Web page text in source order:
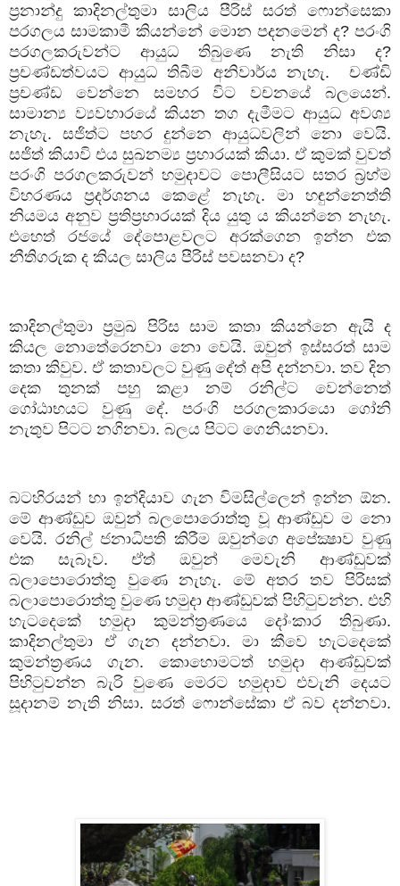
ප්‍රනාන්දු කාදිනල්තුමා සාලිය පීරිස් සරත් ෆොන්සෙකා
පරගලය සාමකාමී කියන්නේ මොන පදනමෙන් ද?පරංගි
පරගලකරුවන්ට ආයුධ තිබුණෙ නැති නිසා ද?
ප්‍රචණ්ඩත්වයට ආයුධ තිබීම අනිවාර්ය නැහැ.
චණ්ඩි
ප්‍රචණ්ඩ වෙන්නෙ සමහර විට වචනයේ බලයෙන්.
සාමාන්‍ය ව්‍යවහාරයේ කියන තග දැමීමට ආයුධ අවශ්‍ය
නැහැ. සජිත්ට පහර දුන්නෙ ආයුධවලින් නො වෙයි.
සජිත් කියාවි එය සුඛනම්‍ය ප්‍රහාරයක් කියා. ඒ කුමක් වුවත්
පරංගි පරගලකරුවන් හමුදාවට පොලීසියට සතර බ්‍රහ්ම
විහරණය ප්‍රදර්ශනය කෙළේ නැහැ. මා හඳුන්නෙත්ති
නියමය අනුව ප්‍රතිප්‍රහාරයක් දිය යුතු ය කියන්නෙ නැහැ.
එහෙත් රජයේ දේපොළවලට අරක්ගෙන ඉන්න එක
නීතිගරුක ද කියල සාලිය පීරිස් පවසනවා ද?
කාදිනල්තුමා ප්‍රමුඛ පිරිස සාම කතා කියන්නෙ ඇයි ද
කියල නොතේරෙනවා නො වෙයි. ඔවුන් ඉස්සරත් සාම
කතා කිවුව. ඒ කතාවලට වුණු දේත් අපි දන්නවා. තව දින
දෙක තුනක් පහු කළා නම් රනිල්ට වෙන්නෙත්
ගෝඨාභයට වුණු දේ. පරංගි පරගලකාරයො ගෝනි
නැතුව පිටට නගිනවා. බලය පිටට ගෙනියනවා.
බටහිරයන් හා ඉන්දියාව ගැන විමසිල්ලෙන් ඉන්න ඕන.
මේ ආණ්ඩුව ඔවුන් බලපොරොත්තු වූ ආණ්ඩුව ම නො
වෙයි. රනිල් ජනාධිපති කිරීම ඔවුන්ගෙ අපේක්‍ෂාව වුණු
එක සැබෑව. ඒත් ඔවුන් මෙවැනි ආණ්ඩුවක්
බලාපොරොත්තු වුණෙ නැහැ. මේ අතර තව පිරිසක්
බලාපොරොත්තු වුණෙ හමුදා ආණ්ඩුවක් පිහිටුවන්න. එහි
හැටදෙකේ හමුදා කුමන්ත්‍රණයෙ දෝංකාර තිබුණා.
කාදිනල්තුමා ඒ ගැන දන්නවා. මා කීවෙ හැටදෙකේ
කුමන්ත්‍රණය ගැන. කොහොමටත් හමුදා ආණ්ඩුවක්
පිහිටුවන්න බැරි වුණෙ මෙරට හමුදාව එවැනි දෙයට
සූදානම් නැති නිසා. සරත් ෆොන්සේකා ඒ බව දන්නවා.